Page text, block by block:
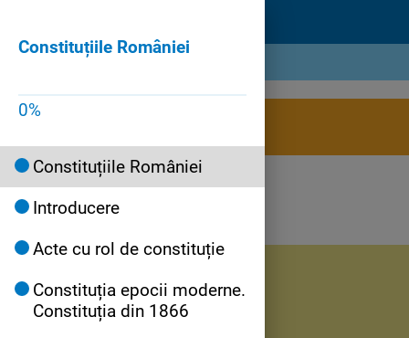
Constituțiile României
0%
Constituțiile României
Introducere
Acte cu rol de constituție
Constituția epocii moderne.
Constituția din 1866